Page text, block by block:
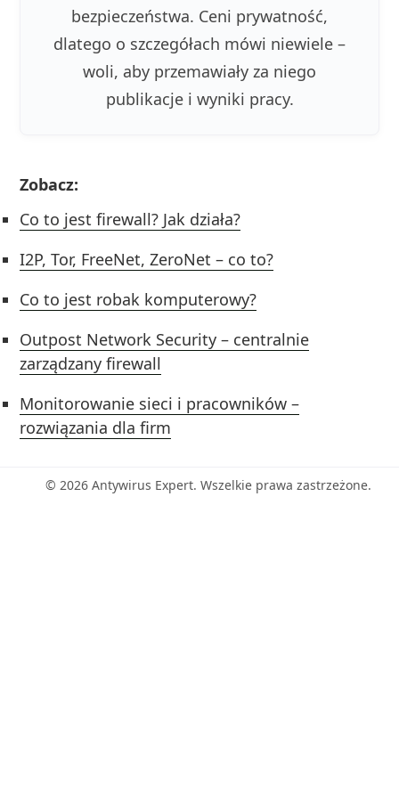
bezpieczeństwa. Ceni prywatność,
dlatego o szczegółach mówi niewiele –
woli, aby przemawiały za niego
publikacje i wyniki pracy.
Zobacz:
Co to jest firewall? Jak działa?
I2P, Tor, FreeNet, ZeroNet – co to?
Co to jest robak komputerowy?
Outpost Network Security – centralnie
zarządzany firewall
Monitorowanie sieci i pracowników –
rozwiązania dla firm
© 2026 Antywirus Expert. Wszelkie prawa zastrzeżone.